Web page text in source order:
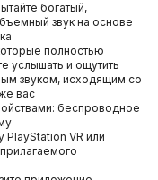
богатый,
звук на основе
полностью
услышать и ощутить
звуком, исходящим со
вас
беспроводное
VR или